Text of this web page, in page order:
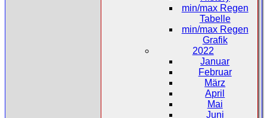
min/max Regen
Tabelle
min/max Regen
Grafik
2022
Januar
Februar
März
April
Mai
Juni